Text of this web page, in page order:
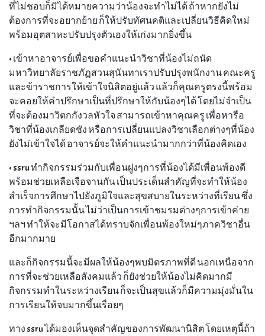
ที่ไม่ชอบก็มิได้หมายความว่าน้องจะทำไม่ได้ ถ้าหากยังไม่
ต้องการที่จะอยากย้าย ก็ให้ปรับทัศนคติและเปลี่ยนวิธีคิดใหม่
พร้อมอุตสาหะปรับปรุงตัวเองให้เก่งมากยิ่งขึ้น
• เข้าหาอาจารย์เพื่อขอคำแนะนำวิชาที่น้องไม่ถนัด
มหาวิทยาลัยราชภัฏสวนสุนันทาเราปรับปรุงพนักงาน คณะครู
และข้าราชการให้เข้าใจนิสิตอยู่แล้ว แล้วก็คุณครูตรงนี้พร้อม
จะคอยให้คำปรึกษาเป็นที่ปรึกษาให้กับน้องๆได้ โดยไม่จำเป็น
ที่จะต้องมาวิตกกังวลหัวใจ สามารถเข้าหาคุณครู เพื่อหารือ
วิชาที่น้องเกลียดชัง หรือการเปลี่ยนแปลงวิชาเลือกต่างๆที่น้อง
ยังไม่เข้าใจได้ อาจารย์จะให้คำแนะนำมากกว่าที่น้องคิดเอง
• ssru ทำกิจกรรมร่วมกับเพื่อนฝูงๆการที่น้องได้มีเพื่อนพ้องดี
พร้อมช่วยเหลือเจือจานกัน เป็นประเด็นสำคัญที่จะทำให้น้อง
สำเร็จการศึกษาไปยังภูมิใจและสุขสบายในระหว่างที่เรียน ซึ่ง
การทำกิจกรรมนั้น ไม่ว่าเป็นการเข้าชมรมต่างๆการเข้าค่าย
ฯลฯ ทำให้จะมีโอกาสได้ทราบจักเพื่อนพ้องใหม่ๆภาควิชาอื่น
อีกมากมาย
และก็กิจกรรมนี้จะมีผลให้น้องๆพบมิตรภาพที่ดี นอกเหนือจาก
การที่จะช่วยเหลือสังคมแล้ว ก็ยังช่วยให้น้องไม่คิดมากมี
กิจกรรมทำในระหว่างเรียน ก็จะเป็นสุขแล้วก็มีความมุ่งมั่นใน
การเรียนให้จบมากขึ้นเรื่อยๆ
ทาง ssru ได้มองเห็นจุดสำคัญของการพัฒนานิสิต โดยเหตุนี้ถ้า